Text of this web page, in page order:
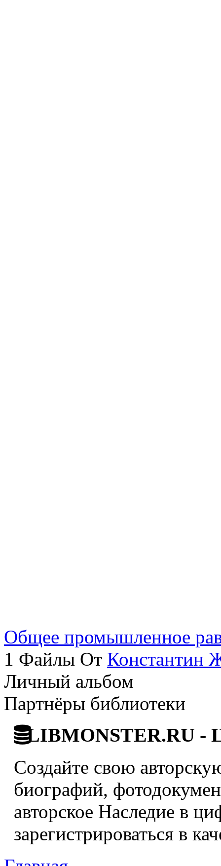
Общее промышленное
1 Файлы От Константин
Личный альбом
Партнёры библиотеки
LIBMONSTER.RU -
Создайте свою
биографий,
авторское Наследие в
зарегистрироваться в